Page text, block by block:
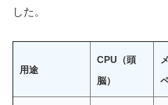
した。
用途
CPU（頭
脳）